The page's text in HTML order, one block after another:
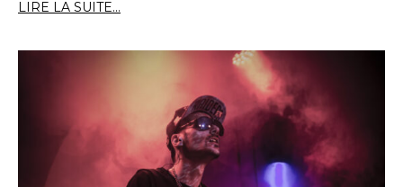
LIRE LA SUITE...